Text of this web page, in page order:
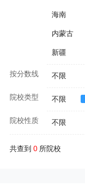
海南
内蒙古
新疆
按分数线 不限
院校类型 不限
院校性质 不限
共查到 0 所院校